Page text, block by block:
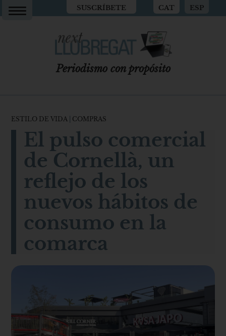
SUSCRÍBETE CAT ESP
Periodismo con propósito
ESTILO DE VIDA COMPRAS
El pulso comercial
de Cornellà, un
reflejo de los
nuevos hábitos de
consumo en la
comarca